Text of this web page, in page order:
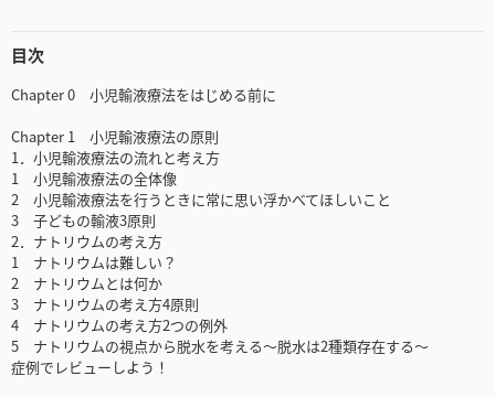
目次
Chapter 0 小児輸液療法をはじめる前に
Chapter 1 小児輸液療法の原則
1．小児輸液療法の流れと考え方
1 小児輸液療法の全体像
2 小児輸液療法を行うときに常に思い浮かべてほしいこと
3 子どもの輸液3原則
2．ナトリウムの考え方
1 ナトリウムは難しい？
2 ナトリウムとは何か
3 ナトリウムの考え方4原則
4 ナトリウムの考え方2つの例外
5 ナトリウムの視点から脱水を考える～脱水は2種類存在する～
症例でレビューしよう！